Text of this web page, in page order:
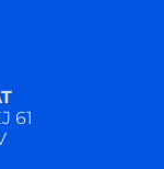
61